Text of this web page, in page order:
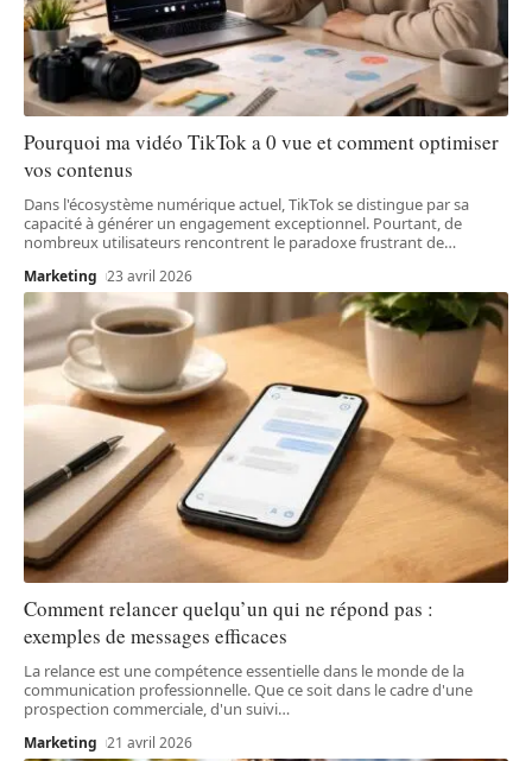
Pourquoi ma vidéo TikTok a 0 vue et comment optimiser
vos contenus
Dans l'écosystème numérique actuel, TikTok se distingue par sa
capacité à générer un engagement exceptionnel. Pourtant, de
nombreux utilisateurs rencontrent le paradoxe frustrant de…
Marketing 23 avril 2026
Comment relancer quelqu’un qui ne répond pas :
exemples de messages efficaces
La relance est une compétence essentielle dans le monde de la
communication professionnelle. Que ce soit dans le cadre d'une
prospection commerciale, d'un suivi…
Marketing 21 avril 2026